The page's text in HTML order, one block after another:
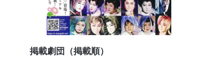
掲載劇団（掲載順）